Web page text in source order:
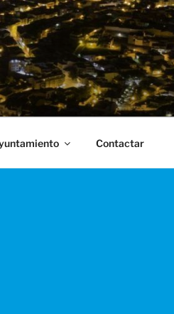
Contactar